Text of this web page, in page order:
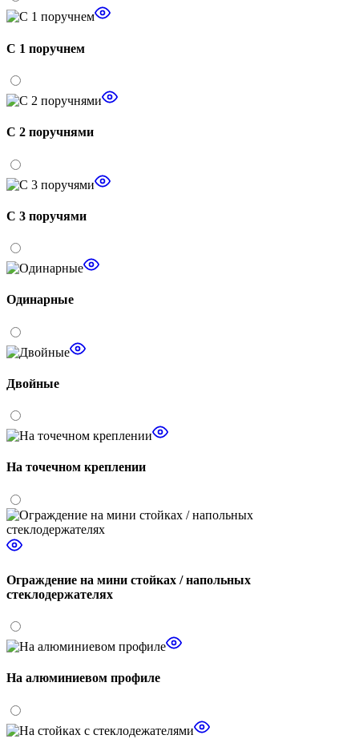
С 1 поручнем
С 2 поручнями
С 3 поручями
Одинарные
Двойные
На точечном креплении
Ограждение на мини стойках / напольных
стеклодержателях
На алюминиевом профиле